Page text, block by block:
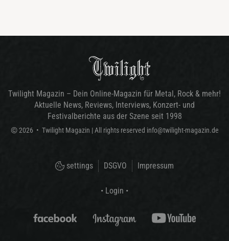
Twilight Magazin – Dein Online-Magazin für Metal, Rock & mehr!
Aktuelle News, Reviews, Interviews, Konzert- und
Festivalberichte aus der Szene seit 1998
© 2026 • Twilight Magazin | All rights reserved info@twilight-magazin.de
settings DSGVO Impressum
• Login •